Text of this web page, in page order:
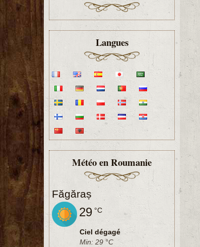
Langues
Météo en Roumanie
Făgăraș
29 °C
Ciel dégagé
Min: 29 °C